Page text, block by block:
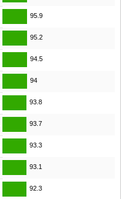
95.9
95.2
94.5
94
93.8
93.7
93.3
93.1
92.3